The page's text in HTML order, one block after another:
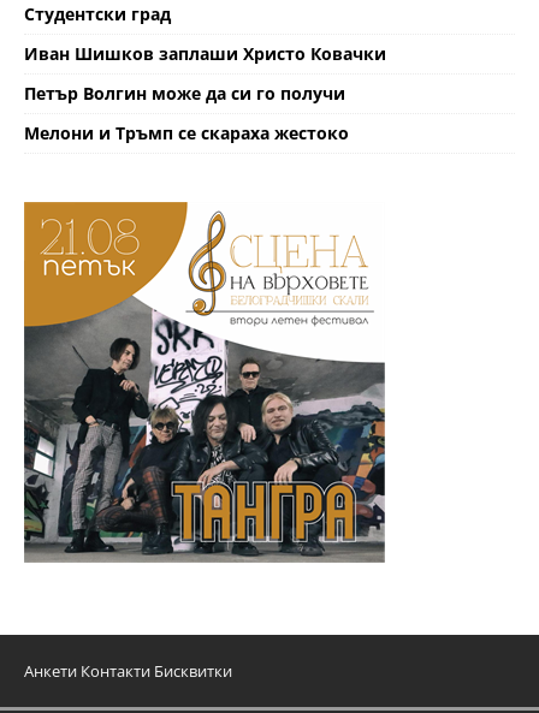
Студентски град
Иван Шишков заплаши Христо Ковачки
Петър Волгин може да си го получи
Мелони и Тръмп се скараха жестоко
Анкети Контакти Бисквитки